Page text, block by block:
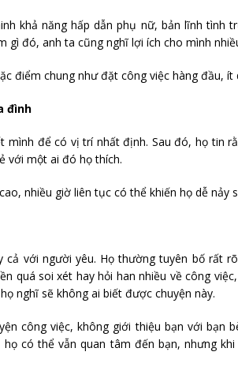
khả năng hấp dẫn phụ nữ, bản lĩnh tình
gì đó, anh ta cũng nghĩ lợi ích cho mình
điểm chung như đặt công việc hàng đầu,
đình
mình để có vị trí nhất định. Sau đó, họ tin
với một ai đó họ thích.
nhiều giờ liên tục có thể khiến họ dễ nảy
cả với người yêu. Họ thường tuyên bố rất
quá soi xét hay hỏi han nhiều về công
nghĩ sẽ không ai biết được chuyện này.
công việc, không giới thiệu bạn với bạn
có thể vẫn quan tâm đến bạn, nhưng